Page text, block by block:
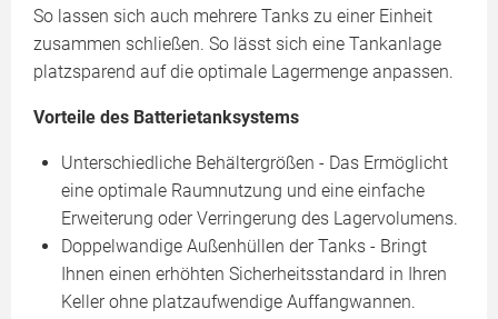
So lassen sich auch mehrere Tanks zu einer Einheit
zusammen schließen. So lässt sich eine Tankanlage
platzsparend auf die optimale Lagermenge anpassen.
Vorteile des Batterietanksystems
Unterschiedliche Behältergrößen - Das Ermöglicht
eine optimale Raumnutzung und eine einfache
Erweiterung oder Verringerung des Lagervolumens.
Doppelwandige Außenhüllen der Tanks - Bringt
Ihnen einen erhöhten Sicherheitsstandard in Ihren
Keller ohne platzaufwendige Auffangwannen.